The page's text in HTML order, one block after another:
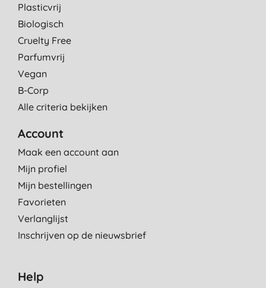
Plasticvrij
Biologisch
Cruelty Free
Parfumvrij
Vegan
B-Corp
Alle criteria bekijken
Account
Maak een account aan
Mijn profiel
Mijn bestellingen
Favorieten
Verlanglijst
Inschrijven op de nieuwsbrief
Help